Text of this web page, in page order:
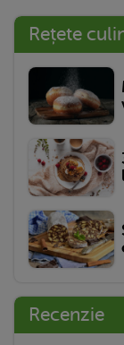
Rețete
Recenzie